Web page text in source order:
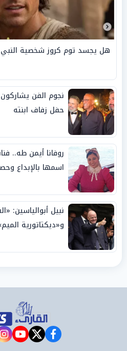
هل يجسد توم كروز شخصية النبي
نجوم الفن
حفل زفاف ابنته
روفانا أيمن طه..
اسمها بالإبداع
نبيل أبوالياسين:
و«ديكتاتورية
facebook
twitter